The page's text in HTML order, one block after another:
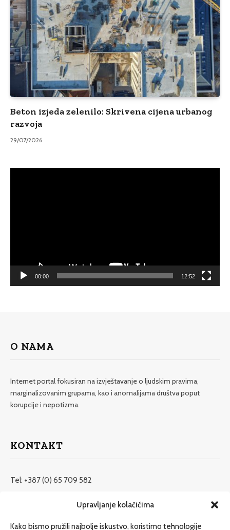
Upravljanje kolačićima
Kako bismo pružili najbolje iskustvo, koristimo tehnologije
Beton izjeda zelenilo: Skrivena cijena urbanog
razvoja
29/07/2026
00:00 12:52
O NAMA
Internet portal fokusiran na izvještavanje o ljudskim pravima,
marginalizovanim grupama, kao i anomalijama društva poput
korupcije i nepotizma.
KONTAKT
Tel: +387 (0) 65 709 582
redakcija@etrafika.net